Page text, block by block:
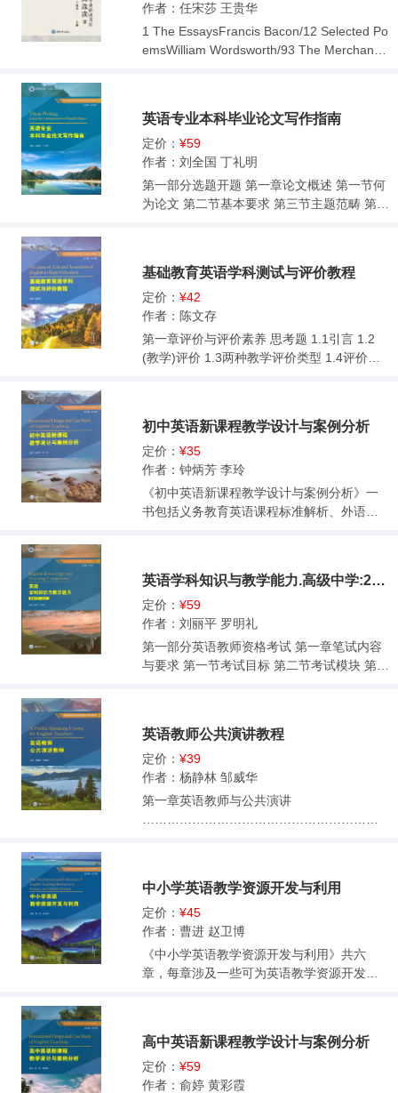
势 ………………………………8第四节《高中
课标》对教师的要求
……………………………………………12第
……………………………22第一节中小学英
语课程资源的开发与利用
……………………………………23第二节中
小学英语课程资源整合
………………………………………………30
第三节课程资源库的建设
应用 ………………………………49第三章教
学资源的获取与处理
…………………………………………58第一
节文本教学资源的获取与开发
……………………………………………59第
二节图像处理技术
72第四节视频处理技术
81第五节格式工厂处理加工资源示例
……………………………………………89第
六节AI生成资源
第一节多媒体课件概述
110第二节认识课件
112第三节AI赋能交互式多媒体课件的制作
一节微课的认识
131第二节微课的制作
134第三节微课制作新技术
60第六章网络信息资源的检索与应用
……………………………………162第一节网
络信息资源的检索
…………………………………………………1
63第二节学术资源库检索
87第四节网络资源版权与合理使用
……………………………………………200第
七章AI赋能下的英语教学资源创新开发
作者：任宋莎 王贵华
1 The EssaysFrancis Bacon/12 Selected Po
emsWilliam Wordsworth/93 The Merchant o
o Emerson/576 The Story of PhilosophyWill
Durant/677 A Tale of Two CitiesCharles Dic
kens/798 Jane EyreCharlotte Brontë/969 T
he Adventures of Huckleberry FinnMark Tw
ain/11110 Pride and PrejudiceJane Austen/
The Old Man and the SeaErnest Hemingwa
y/18515 The Great GatsbyF. Scott Fitzgeral
d/19916 DublinersJames Joyce/21217 Hear
t of DarknessJoseph Conrad/22518 Lord of
the FliesWilliam Golding/23819 Sister Carri
eTheodore Dreiser/25420 Tess of the D
英语专业本科毕业论文写作指南
定价： ¥59
作者：刘全国 丁礼明
第一部分选题开题 第一章论文概述 第一节何
为论文 第二节基本要求 第三节主题范畴 第四
新颖实用 第二节基本结构 第二部分论文主体
第四章论文摘要 第一节基本要素 第二节训练
有素 第三节关键词 第四节摘要样本 第五章引
言 第一节主要成分 第二节引言撰写 第三节引
言样本 第六章文献综述 第一节概念分析 第二
发现结论 第九章致谢 第一节定义内涵 第二节
致谢样本 第十章引用参考 第一节基本概念 第
二节APA 格式 第三节MLA 格式 第四节CMO
S 格式 第三部分复查答辩 第十一章格式复查
第一节写作规范 第二节论文模板 第十二章论
文答辩 第一节答辩概述 第二节答辩准备 第四
记
基础教育英语学科测试与评价教程
定价： ¥42
作者：陈文存
第一章评价与评价素养 思考题 1.1引言 1.2
(教学)评价 1.3两种教学评价类型 1.4评价素
试、 测量与评价 2.3测试的理论基础 2.4语言
测试的关键要素 2.5小结 讨论与反思 第三章
语言测试的类别 思考题 3.1引言 3.2发展阶段
3.3对语言的认识 3.4按测试目的分类 3.5测试
方式 3.6评分方式 3.7对测试结果的解释 3.8
理 4.2语言测试的基本原则与特征 4.3高质量
试题的特点与要求 4.4判断试题质量的角度与
要素考量 4.5小结 讨论与反思 第五章试题的
命制原则和题型分析 思考题 5.1语言测试命
题的总体原则 5.2命题规范 5.3题型分析 5.4
客观题型——以多项选择题为例 5.5主观题型
的基本步骤 5.10试题与练习题 5.11小结 讨论
与反思 第六章英语学科核心素养的测评 思考
题 6.1引言 6.2核心素养评价的复杂性 6.3英
语学科核心素养与测评 6.4英语学科核心素养
测评的总体要求 6.5语言能力及其测评 6.6文
化意识及其测评 6.7思维品质及其测评 6.8学
量评价成果 6.11小结 讨论与反思 第七章语言
技能测试 思考题 7.1引言 7.2听力技能 7.3阅
读技能 7.4口语技能 7.5写作技能 7.6综合测
试——以完形填空题为例 7.7小结 讨论与反
思 第八章教学测试的结果分析与应用 思考题
8.1引言 8.2测试分析的指标 8.3考试成绩分析
典测试理论 9.4动态评价 9.5电子评价 9.6计
算机自适应性评价 9.7可选择性评价 9.8DIAL
ANG在线诊断性评价系统 9.9小结 讨论与反
初中英语新课程教学设计与案例分析
定价： ¥35
作者：钟炳芳 李玲
《初中英语新课程教学设计与案例分析》一
书包括义务教育英语课程标准解析、外语教
上，分析初中英语课堂教学设计，再从语言
知识、语言技能、跨文化交际意识、英语学
习策略等方面分析案例，引导初中英语教师
大胆探索，形成适合自己的教学模式和策
略。
英语学科知识与教学能力.高级中学:2020
定价： ¥59
作者：刘丽平 罗明礼
第一部分英语教师资格考试 第一章笔试内容
与要求 第一节考试目标 第二节考试模块 第三
试技巧 第二部分英语学科教学知识 第四章外
语教学理论 第一节语言教学理论 第二节语言
学习理论 第五章外语教学主要流派 第一节国
外主要教学法流派 第二节国内主要教学法流
分英语学科教学能力 第八章高中英语技能教
学 第一节听力教学 第二节口语教学 第三节阅
读教学 第四节写作教学 第九章高中英语教学
设计 第一节教学设计理论与知识 第二节英语
教案设计 第三节英语板书设计 第四部分模拟
试题 第十章笔试模拟试题 模拟试题一 模拟试
模拟试题四 参考文献
英语教师公共演讲教程
定价： ¥39
作者：杨静林 邹威华
第一章英语教师与公共演讲
2 （二）英语教师与公共演讲
6 （三）演讲的分类
7 （二）样稿点评
中小学英语教学资源开发与利用
定价： ¥45
作者：曹进 赵卫博
《中小学英语教学资源开发与利用》共六
章，每章涉及一些可为英语教学资源开发与
关键技术Camtasia Studio等。本书秉承将科
学技术融入中小学英语课堂的教学理念，目
的在于帮助教师合理有效地利用英语课堂教
高中英语新课程教学设计与案例分析
定价： ¥59
作者：俞婷 黄彩霞